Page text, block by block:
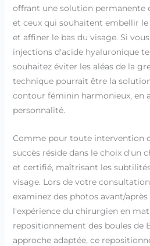
offrant une solution permanente
et ceux qui souhaitent embellir
et affiner le bas du visage. Si
injections d'acide hyaluronique
souhaitez éviter les aléas de la
technique pourrait être la
contour féminin harmonieux, en
personnalité.
Comme pour toute intervention
succès réside dans le choix d'un
et certifié, maîtrisant les
visage. Lors de votre
examinez des photos avant/
l'expérience du chirurgien en
repositionnement des boules de
approche adaptée, ce